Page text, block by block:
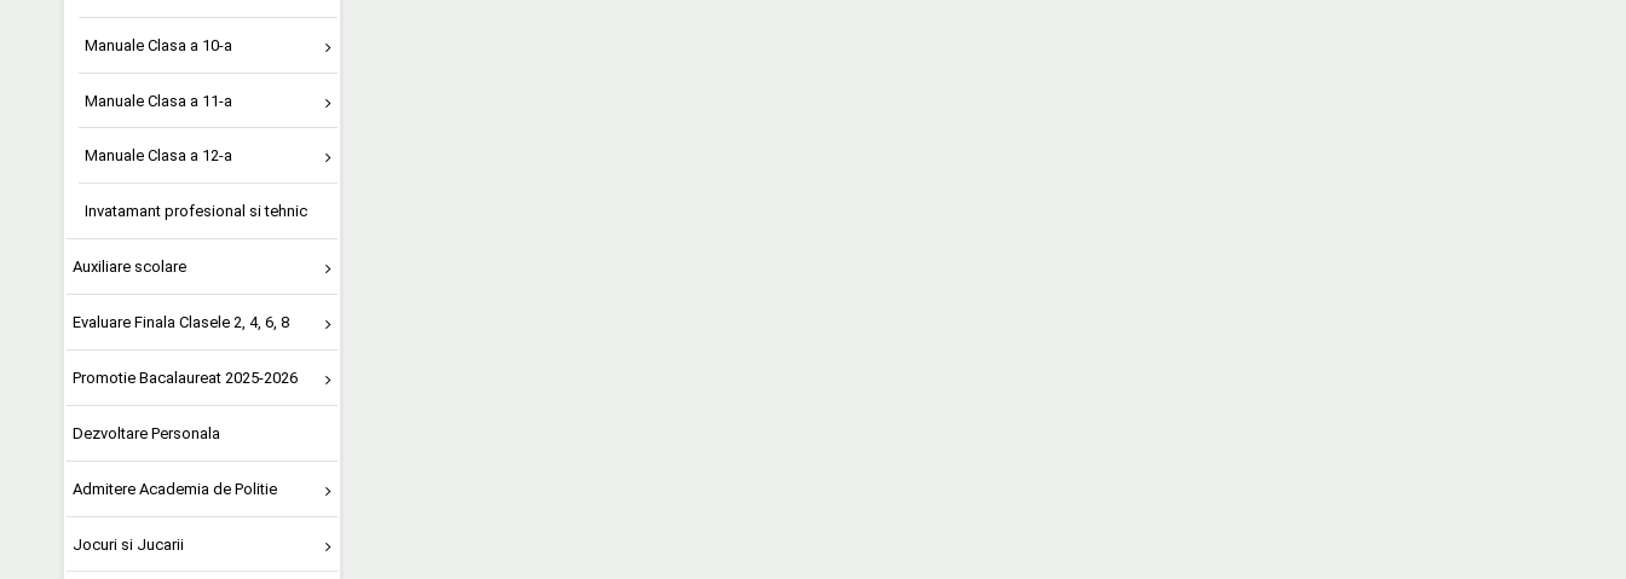
Manuale Clasa a 10-a
Manuale Clasa a 11-a
Manuale Clasa a 12-a
Invatamant profesional si tehnic
Auxiliare scolare
Evaluare Finala Clasele 2, 4, 6, 8
Promotie Bacalaureat 2025-2026
Dezvoltare Personala
Admitere Academia de Politie
Jocuri si Jucarii